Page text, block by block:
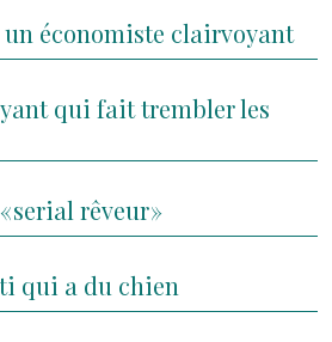
économiste clairvoyant
qui fait trembler les
serial rêveur »
qui a du chien